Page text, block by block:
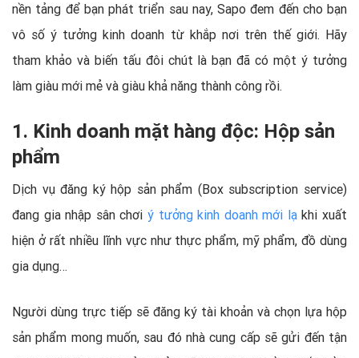
nền tảng để bạn phát triển sau nay, Sapo đem đến cho bạn
vô số ý tưởng kinh doanh từ khắp nơi trên thế giới. Hãy
tham khảo và biến tấu đôi chút là bạn đã có một ý tưởng
làm giàu mới mẻ và giàu khả năng thành công rồi.
1. Kinh doanh mặt hàng độc: Hộp sản
phẩm
Dịch vụ đăng ký hộp sản phẩm (Box subscription service)
đang gia nhập sân chơi ý tưởng kinh doanh mới lạkhi xuất
hiện ở rất nhiều lĩnh vực như thực phẩm, mỹ phẩm, đồ dùng
gia dụng…
Người dùng trực tiếp sẽ đăng ký tài khoản và chọn lựa hộp
sản phẩm mong muốn, sau đó nhà cung cấp sẽ gửi đến tận